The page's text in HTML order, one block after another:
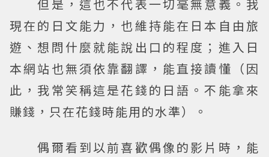
但是，這也不代表一切毫無意義。我
現在的日文能力，也維持能在日本自由旅
遊、想問什麼就能說出口的程度；進入日
本網站也無須依靠翻譯，能直接讀懂（因
此，我常笑稱這是花錢的日語。不能拿來
賺錢，只在花錢時能用的水準）。
偶爾看到以前喜歡偶像的影片時，能